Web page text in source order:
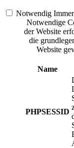
Notwendig
Notwendige
der Website
die
Website
Name
PHPSESSID